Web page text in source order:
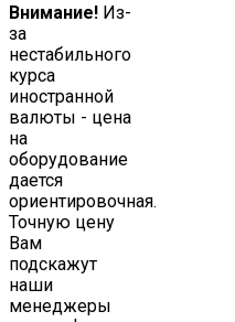
Внимание! Из-
за
нестабильного
курса
иностранной
валюты - цена
на
оборудование
дается
ориентировочная.
Точную цену
Вам
подскажут
наши
менеджеры